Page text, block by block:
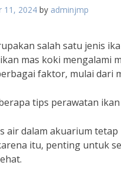
11, 2024 by adminjmp
salah satu jenis
mas koki mengalami
faktor, mulai dari
tips perawatan
air dalam akuarium
itu, penting untuk